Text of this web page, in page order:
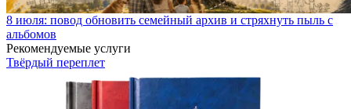
8 июля: повод обновить семейный архив и стряхнуть пыль с
альбомов
Рекомендуемые услуги
Твёрдый переплет